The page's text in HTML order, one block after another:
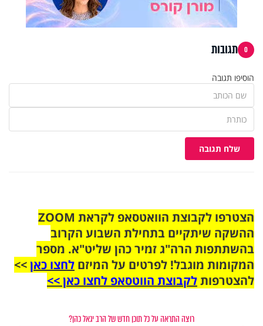
0 תגובות
הוסיפו תגובה
שלח תגובה
הצטרפו לקבוצת הוואטסאפ לקראת ZOOM
ההשקה שיתקיים בתחילת השבוע הקרוב
בהשתתפות הרה"ג זמיר כהן שליט"א. מספר
המקומות מוגבל! לפרטים על המיזם לחצו כאן>>
להצטרפותלקבוצת הווטסאפ לחצו כאן >>
רוצה התראה על כל תוכן חדש של הרב יגאל כהן?